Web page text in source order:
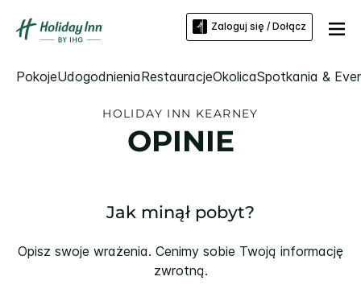
Zaloguj się / Dołącz
PokojeUdogodnieniaRestauracjeOkolicaSpotkania &
HOLIDAY INN KEARNEY
OPINIE
Jak minął pobyt?
Opisz swoje wrażenia. Cenimy sobie Twoją informację
zwrotną.